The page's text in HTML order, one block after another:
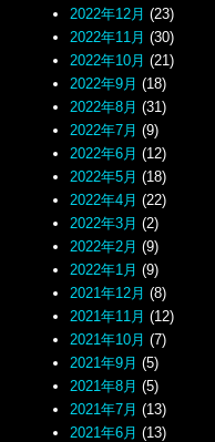
2022年12月 (23)
2022年11月 (30)
2022年10月 (21)
2022年9月 (18)
2022年8月 (31)
2022年7月 (9)
2022年6月 (12)
2022年5月 (18)
2022年4月 (22)
2022年3月 (2)
2022年2月 (9)
2022年1月 (9)
2021年12月 (8)
2021年11月 (12)
2021年10月 (7)
2021年9月 (5)
2021年8月 (5)
2021年7月 (13)
2021年6月 (13)